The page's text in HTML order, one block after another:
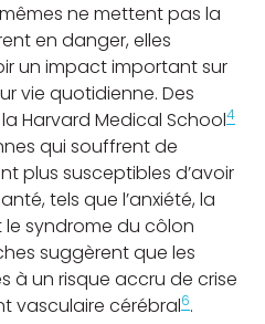
ne mettent pas la
en danger, elles
un impact important sur
vie quotidienne. Des
Harvard Medical School4
qui souffrent de
plus susceptibles d’avoir
tels que l’anxiété, la
le syndrome du côlon
suggèrent que les
à un risque accru de crise
vasculaire cérébral6.